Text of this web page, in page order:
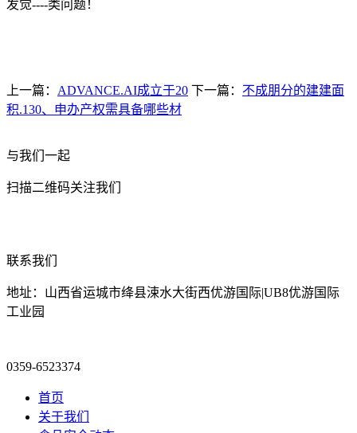
发觉----类问题！
上一篇： ADVANCE.AI成立于20 下一篇： 不成朋分的建建面
积.130、申办产权需具备哪些材
与我们一起
扫描二维码关注我们
联系我们
地址：山西省运城市绛县涑水大街西优游国际|UB8优游国际
工业园
0359-6523374
首页
关于我们